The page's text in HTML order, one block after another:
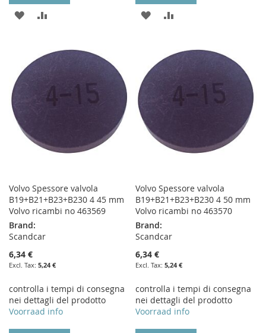
ADD
WISHCOMPARE
ADD
WISHCOMPARE
Volvo Spessore valvola
B19+B21+B23+B230 4 45 mm
Volvo ricambi no 463569
Brand:
Scandcar
6,34 €
5,24 €
controlla i tempi di consegna
nei dettagli del prodotto
Voorraad info
Volvo Spessore valvola
B19+B21+B23+B230 4 50 mm
Volvo ricambi no 463570
Brand:
Scandcar
6,34 €
5,24 €
controlla i tempi di consegna
nei dettagli del prodotto
Voorraad info